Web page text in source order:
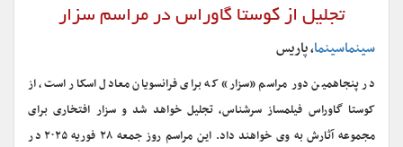
تجلیل از کوستا گاوراس در مراسم سزار
سینماسینما، پاریس
در پنجاهمین دور‌ مراسم «سزار» که برای فرانسویان معادل اسکار است، از
کوستا گاوراس فیلمساز سرشناس، تجلیل خواهد شد و سزار افتخاری برای
مجموعه آثارش به وی خواهند داد. این مراسم روز ‌جمعه ۲۸ فوریه ۲۰۲۵ در